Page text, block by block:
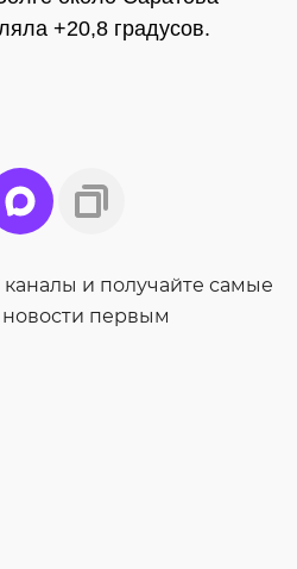
+20,8 градусов.
и получайте самые
первым